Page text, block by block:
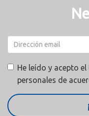
He leído y acepto
personales de